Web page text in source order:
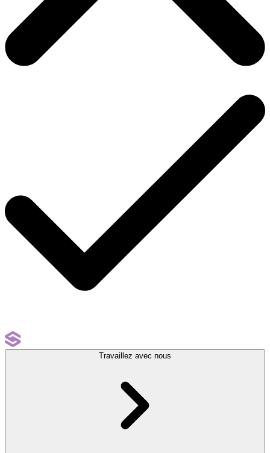
Travaillez avec nous